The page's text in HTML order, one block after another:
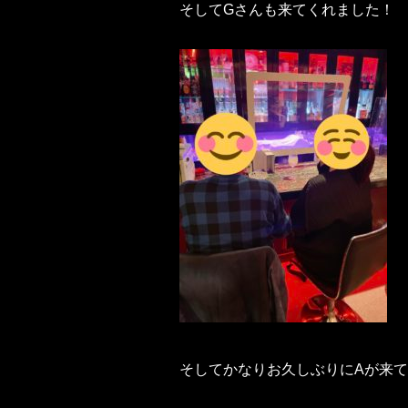
そしてGさんも来てくれました！
そしてかなりお久しぶりにAが来て